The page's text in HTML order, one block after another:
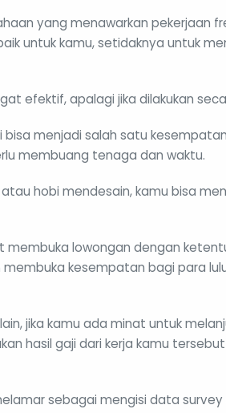
yang menawarkan pekerjaan
untuk kamu, setidaknya untuk
efektif, apalagi jika dilakukan
bisa menjadi salah satu
membuang tenaga dan waktu.
hobi mendesain, kamu bisa
membuka lowongan dengan
kesempatan bagi para
jika kamu ada minat untuk
hasil gaji dari kerja kamu
sebagai mengisi data survey